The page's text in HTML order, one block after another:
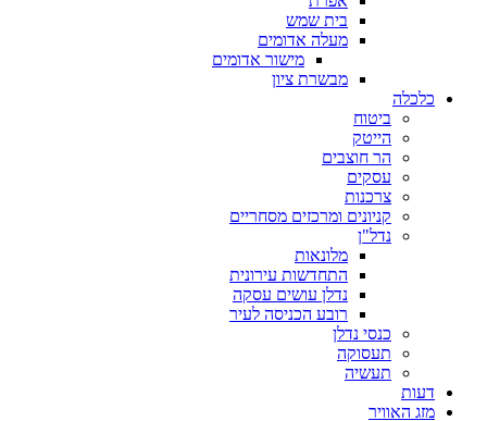
בית שמש
מעלה אדומים
מישור אדומים
מבשרת ציון
כלכלה
ביטוח
הייטק
הר חוצבים
עסקים
צרכנות
קניונים ומרכזים מסחריים
נדל"ן
מלונאות
התחדשות עירונית
נדלן עושים עסקה
רובע הכניסה לעיר
כנסי נדלן
תעסוקה
תעשיה
דעות
מזג האוויר